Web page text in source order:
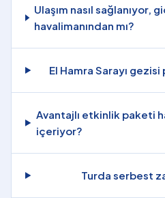
Ulaşım nasıl sağlanıyor,
havalimanından mı?
El Hamra Sarayı
Avantajlı etkinlik paketi
içeriyor?
Turda serbest